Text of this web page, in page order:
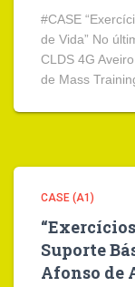
#CASE
de Vida” No
CLDS 4G
de Mass
CASE (A1)
Suporte
Afonso de